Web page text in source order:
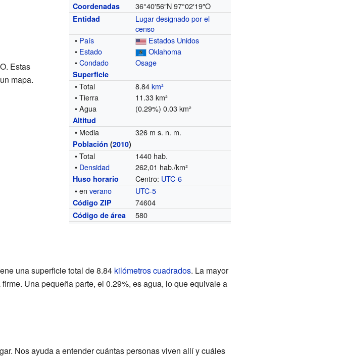
Coordenadas 36°40′56″N 97°02′19″O
Entidad
Lugar designado por el
censo
• País
Estados Unidos
• Estado
Oklahoma
•Condado Osage
Superficie
• Total 8.84km²
• Tierra
11.33 km²
• Agua
(0.29%) 0.03 km²
Altitud
• Media 326 m s. n. m.
Población (2010)
• Total
1440 hab.
• Densidad 262,01 hab./km²
Huso horario Centro: UTC-6
• enverano UTC-5
Código ZIP 74604
Código de área 580
Estas
mapa.
una superficie total de 8.84 kilómetros cuadrados. La mayor
Una pequeña parte, el 0.29%, es agua, lo que equivale a
Nos ayuda a entender cuántas personas viven allí y cuáles